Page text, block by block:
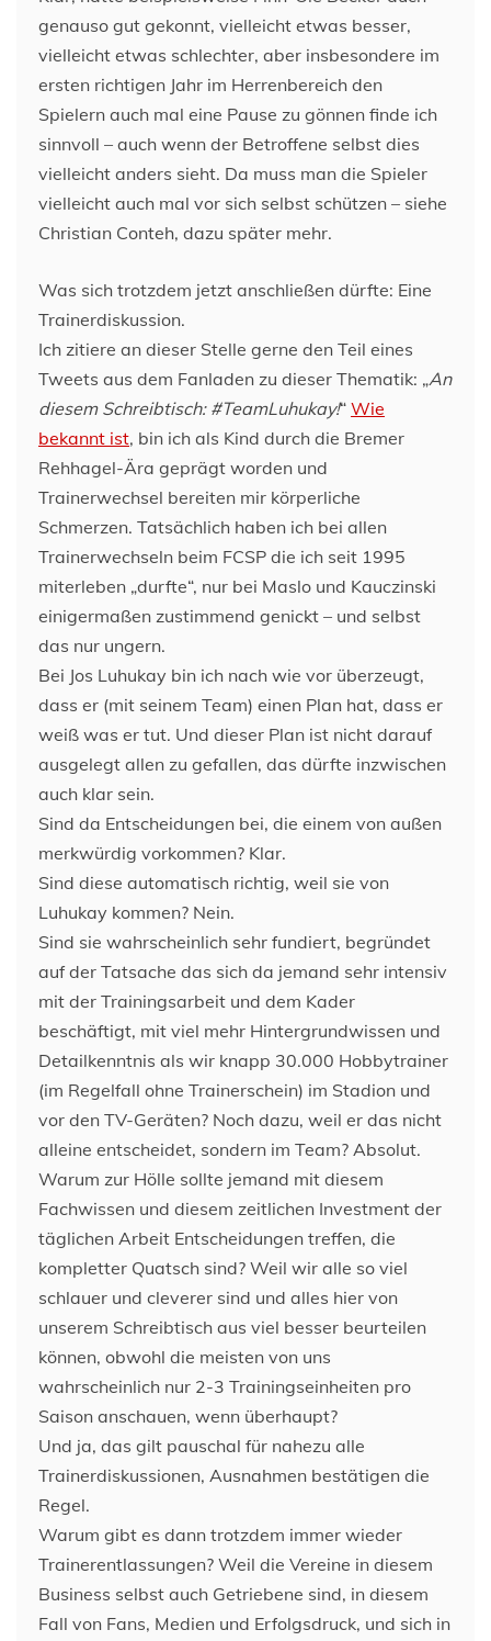
genauso gut gekonnt, vielleicht etwas besser,
vielleicht etwas schlechter, aber insbesondere im
ersten richtigen Jahr im Herrenbereich den
Spielern auch mal eine Pause zu gönnen finde ich
sinnvoll – auch wenn der Betroffene selbst dies
vielleicht anders sieht. Da muss man die Spieler
vielleicht auch mal vor sich selbst schützen – siehe
Christian Conteh, dazu später mehr.
Was sich trotzdem jetzt anschließen dürfte: Eine
Trainerdiskussion.
Ich zitiere an dieser Stelle gerne den Teil eines
Tweets aus dem Fanladen zu dieser Thematik: „An
diesem Schreibtisch: #TeamLuhukay!“ Wie
bekannt ist, bin ich als Kind durch die Bremer
Rehhagel-Ära geprägt worden und
Trainerwechsel bereiten mir körperliche
Schmerzen. Tatsächlich haben ich bei allen
Trainerwechseln beim FCSP die ich seit 1995
miterleben „durfte“, nur bei Maslo und Kauczinski
einigermaßen zustimmend genickt – und selbst
das nur ungern.
Bei Jos Luhukay bin ich nach wie vor überzeugt,
dass er (mit seinem Team) einen Plan hat, dass er
weiß was er tut. Und dieser Plan ist nicht darauf
ausgelegt allen zu gefallen, das dürfte inzwischen
auch klar sein.
Sind da Entscheidungen bei, die einem von außen
merkwürdig vorkommen? Klar.
Sind diese automatisch richtig, weil sie von
Luhukay kommen? Nein.
Sind sie wahrscheinlich sehr fundiert, begründet
auf der Tatsache das sich da jemand sehr intensiv
mit der Trainingsarbeit und dem Kader
beschäftigt, mit viel mehr Hintergrundwissen und
Detailkenntnis als wir knapp 30.000 Hobbytrainer
(im Regelfall ohne Trainerschein) im Stadion und
vor den TV-Geräten? Noch dazu, weil er das nicht
alleine entscheidet, sondern im Team? Absolut.
Warum zur Hölle sollte jemand mit diesem
Fachwissen und diesem zeitlichen Investment der
täglichen Arbeit Entscheidungen treffen, die
kompletter Quatsch sind? Weil wir alle so viel
schlauer und cleverer sind und alles hier von
unserem Schreibtisch aus viel besser beurteilen
können, obwohl die meisten von uns
wahrscheinlich nur 2-3 Trainingseinheiten pro
Saison anschauen, wenn überhaupt?
Und ja, das gilt pauschal für nahezu alle
Trainerdiskussionen, Ausnahmen bestätigen die
Regel.
Warum gibt es dann trotzdem immer wieder
Trainerentlassungen? Weil die Vereine in diesem
Business selbst auch Getriebene sind, in diesem
Fall von Fans, Medien und Erfolgsdruck, und sich in